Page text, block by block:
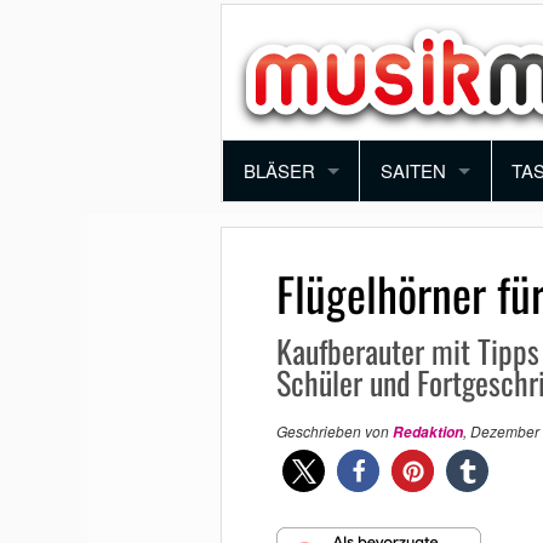
BLÄSER
TROMPETE
POSAUNE
SAXOPHON
QUERFLÖTE
BLOCKFLÖTE
SAITEN
VIOLINE
BRATSCHE
E-GITARRE
E-BASS
HARFE
Flügelhörner
Kaufberauter mit
Schüler und
Geschrieben vonRedaktion,